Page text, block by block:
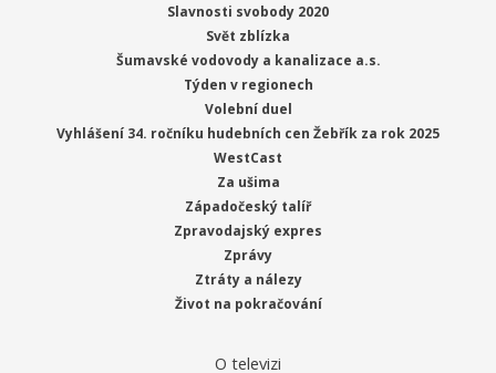
Slavnosti svobody 2020
Svět zblízka
Šumavské vodovody a kanalizace a.s.
Týden v regionech
Volební duel
Vyhlášení 34. ročníku hudebních cen Žebřík za rok 2025
WestCast
Za ušima
Západočeský talíř
Zpravodajský expres
Zprávy
Ztráty a nálezy
Život na pokračování
O televizi